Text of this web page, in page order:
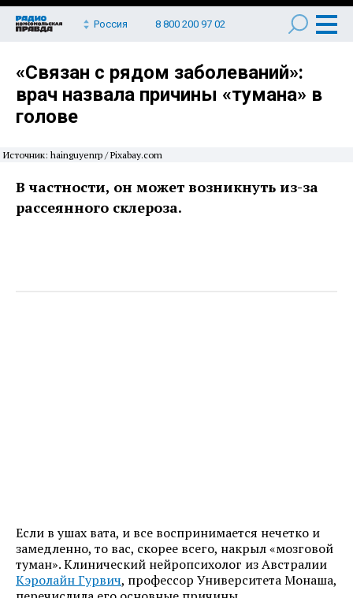
Россия 8 800 200 97 02
«Связан с рядом заболеваний»:
врач назвала причины «тумана» в
голове
Источник: hainguyenrp / Pixabay.com
В частности, он может возникнуть из-за
рассеянного склероза.
Если в ушах вата, и все воспринимается нечетко и
замедленно, то вас, скорее всего, накрыл «мозговой
туман». Клинический нейропсихолог из Австралии
Кэролайн Гурвич, профессор Университета Монаша,